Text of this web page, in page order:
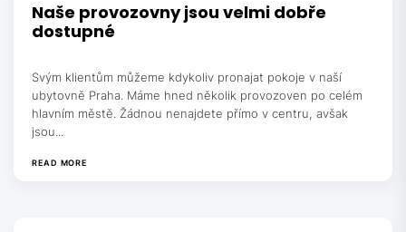
Naše provozovny jsou velmi dobře
dostupné
Svým klientům můžeme kdykoliv pronajat pokoje v naší
ubytovně Praha. Máme hned několik provozoven po celém
hlavním městě. Žádnou nenajdete přímo v centru, avšak
jsou...
READ MORE